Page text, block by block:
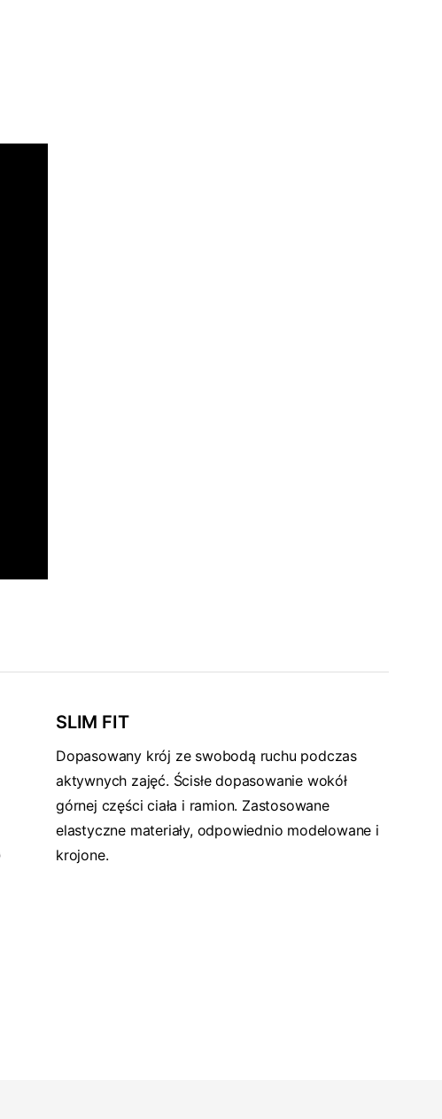
SLIM FIT
Dopasowany krój ze swobodą ruchu podczas
aktywnych zajęć. Ścisłe dopasowanie wokół
górnej części ciała i ramion. Zastosowane
elastyczne materiały, odpowiednio modelowane i
krojone.